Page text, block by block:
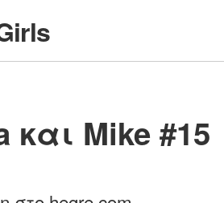
Mike #15